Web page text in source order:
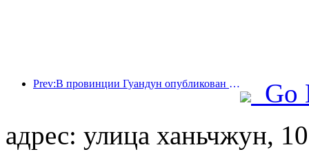
Prev:В провинции Гуандун опубликован план расширения мощностей сферы услуг для превращения Большого залива в туристический центр мирового класса.
Go
адрес: улица ханьчжун,